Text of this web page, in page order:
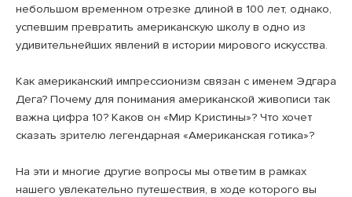
небольшом временном отрезке длиной в 100 лет, однако,
успевшим превратить американскую школу в одно из
удивительнейших явлений в истории мирового искусства.
Как американский импрессионизм связан с именем Эдгара
Дега? Почему для понимания американской живописи так
важна цифра 10? Каков он «Мир Кристины»? Что хочет
сказать зрителю легендарная «Американская готика»?
На эти и многие другие вопросы мы ответим в рамках
нашего увлекательно путешествия, в ходе которого вы